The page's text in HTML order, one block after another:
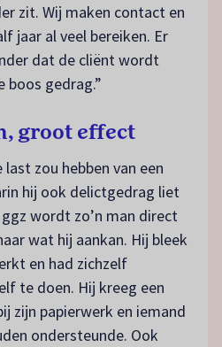
zit. Wij maken contact en
jaar al veel bereiken. Er
dat de cliënt wordt
boos gedrag.”
groot effect
zou hebben van een
hij ook delictgedrag liet
wordt zo’n man direct
wat hij aankan. Hij bleek
en had zichzelf
te doen. Hij kreeg een
zijn papierwerk en iemand
ondersteunde. Ook